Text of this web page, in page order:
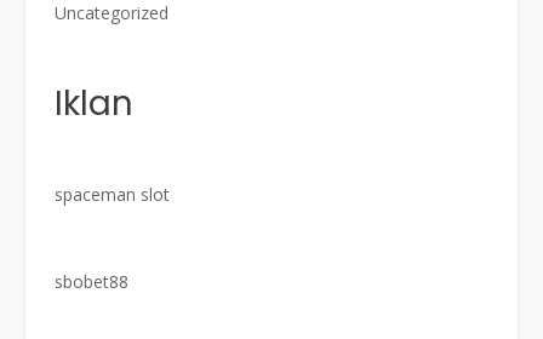
Uncategorized
Iklan
spaceman slot
sbobet88